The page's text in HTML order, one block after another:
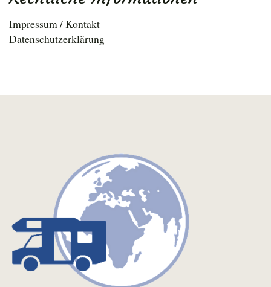
Impressum / Kontakt
Datenschutzerklärung